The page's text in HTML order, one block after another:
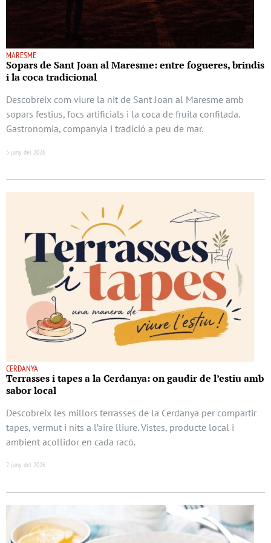
MARESME
Sopars de Sant Joan al Maresme: entre fogueres, brindis
i la coca tradicional
Descobreix com viure la nit de Sant Joan al Maresme amb
sopars festius, focs artificials i la coca de fruita confitada.
Gastronomia, companyia i tradició a peu de mar.
5 juny del 2026
CERDANYA
Terrasses i tapes a la Cerdanya: on gaudir de l’estiu amb
sabor local
Descobreix les millors terrasses de la Cerdanya per compartir
tapes, vermut i nits a l’aire lliure. Vistes, producte local i
ambient acollidor en cada racó.
2 juny del 2026